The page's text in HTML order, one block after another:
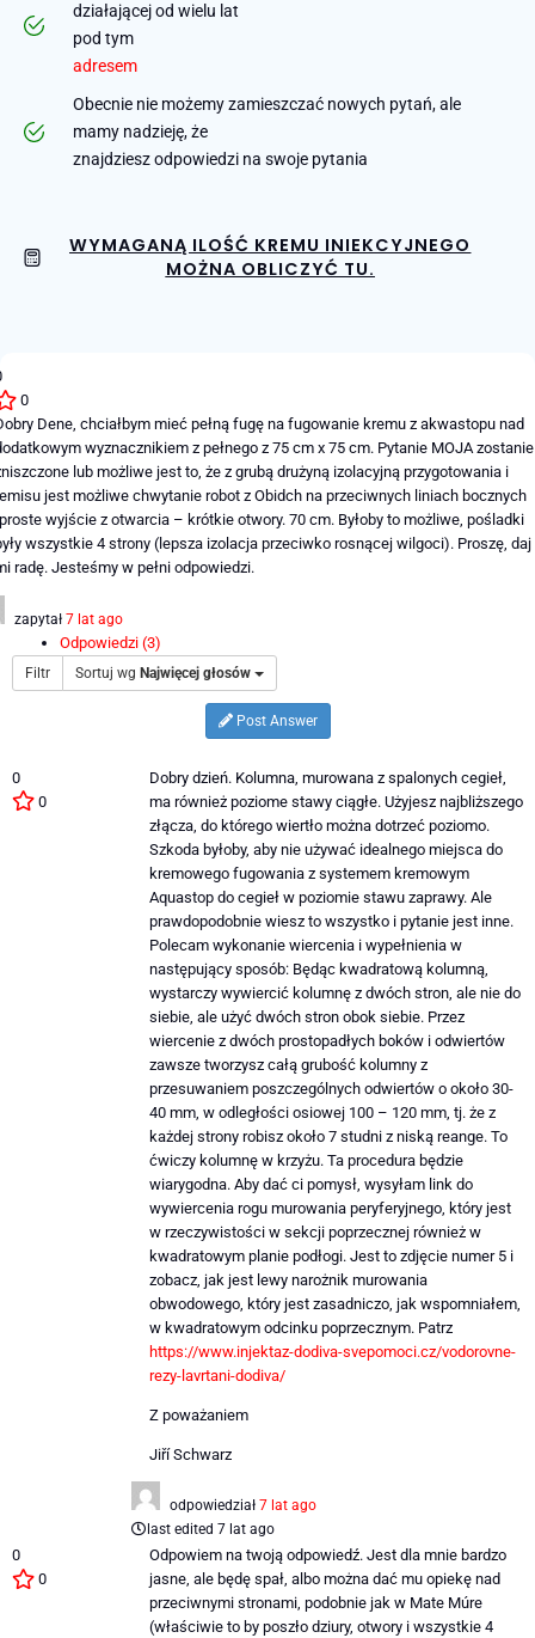
działającej od wielu lat
pod tym
adresem
Obecnie nie możemy zamieszczać nowych pytań, ale
mamy nadzieję, że
znajdziesz odpowiedzi na swoje pytania
WYMAGANĄ ILOŚĆ KREMU INIEKCYJNEGO
MOŻNA OBLICZYĆ TU.
0
Dene, chciałbym mieć pełną fugę na fugowanie kremu z akwastopu nad
wyznacznikiem z pełnego z 75 cm x 75 cm. Pytanie MOJA zostanie
lub możliwe jest to, że z grubą drużyną izolacyjną przygotowania i
jest możliwe chwytanie robot z Obidch na przeciwnych liniach bocznych
wyjście z otwarcia – krótkie otwory. 70 cm. Byłoby to możliwe, pośladki
wszystkie 4 strony (lepsza izolacja przeciwko rosnącej wilgoci). Proszę, daj
radę. Jesteśmy w pełni odpowiedzi.
zapytał 7 lat ago
Odpowiedzi (3)
Filtr Sortuj wg Najwięcej głosów
Post Answer
0
0
Dobry dzień. Kolumna, murowana z spalonych cegieł,
ma również poziome stawy ciągłe. Użyjesz najbliższego
złącza, do którego wiertło można dotrzeć poziomo.
Szkoda byłoby, aby nie używać idealnego miejsca do
kremowego fugowania z systemem kremowym
Aquastop do cegieł w poziomie stawu zaprawy. Ale
prawdopodobnie wiesz to wszystko i pytanie jest inne.
Polecam wykonanie wiercenia i wypełnienia w
następujący sposób: Będąc kwadratową kolumną,
wystarczy wywiercić kolumnę z dwóch stron, ale nie do
siebie, ale użyć dwóch stron obok siebie. Przez
wiercenie z dwóch prostopadłych boków i odwiertów
zawsze tworzysz całą grubość kolumny z
przesuwaniem poszczególnych odwiertów o około 30-
40 mm, w odległości osiowej 100 – 120 mm, tj. że z
każdej strony robisz około 7 studni z niską reange. To
ćwiczy kolumnę w krzyżu. Ta procedura będzie
wiarygodna. Aby dać ci pomysł, wysyłam link do
wywiercenia rogu murowania peryferyjnego, który jest
w rzeczywistości w sekcji poprzecznej również w
kwadratowym planie podłogi. Jest to zdjęcie numer 5 i
zobacz, jak jest lewy narożnik murowania
obwodowego, który jest zasadniczo, jak wspomniałem,
w kwadratowym odcinku poprzecznym. Patrz
https://www.injektaz-dodiva-svepomoci.cz/vodorovne-
rezy-lavrtani-dodiva/
Z poważaniem
Jiří Schwarz
odpowiedział 7 lat ago
last edited 7 lat ago
0
0
Odpowiem na twoją odpowiedź. Jest dla mnie bardzo
jasne, ale będę spał, albo można dać mu opiekę nad
przeciwnymi stronami, podobnie jak w Mate Múre
(właściwie to by poszło dziury, otwory i wszystkie 4